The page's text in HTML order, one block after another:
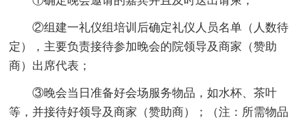
②组建一礼仪组培训后确定礼仪人员名单（人数待
定），主要负责接待参加晚会的院领导及商家（赞助
商）出席代表；
③晚会当日准备好会场服务物品，如水杯、茶叶
等，并接待好领导及商家（赞助商）；（注：所需物品